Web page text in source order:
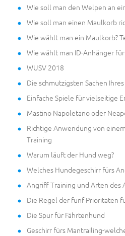
Wie soll man den Welpen an
Wie soll man einen Maulkorb
Wie wählt man ein Maulkorb?
Wie wählt man ID-Anhänger
WUSV 2018
Die schmutzigsten Sachen
Einfache Spiele für vielseitige
Mastino Napoletano oder
Richtige Anwendung von
Training
Warum läuft der Hund weg?
Welches Hundegeschirr fürs
Angriff Training und Arten des
Die Regel der fünf Prioritäten
Die Spur für Fährtenhund
Geschirr fürs Mantrailing-